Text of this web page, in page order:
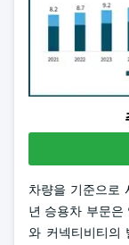
차량을 기준으로
년 승용차 부문은
와 커넥티비티의